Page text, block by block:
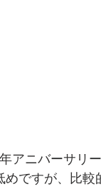
アニバーサリ
ですが、比